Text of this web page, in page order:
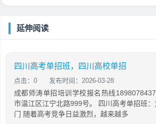
延伸阅读
四川高考单招班，四川高校单招
点击：0 发布时间：2026-03-28
成都师涛单招培训学校报名热线
市温江区江宁北路999号。 四川高考单招班
门 随着高考竞争日益激烈，越来越多